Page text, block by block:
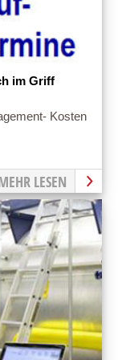
im Griff
Kosten
LESEN